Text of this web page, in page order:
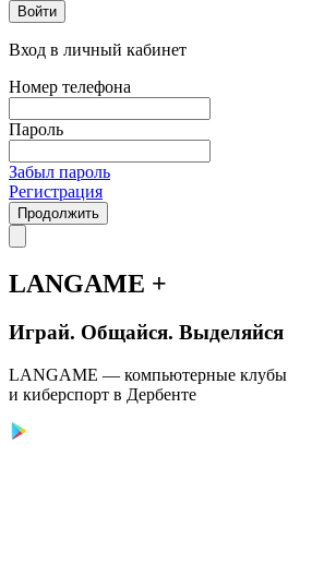
Войти
Вход в личный кабинет
Номер телефона
Пароль
Забыл пароль
Регистрация
Продолжить
LANGAME +
Играй. Общайся. Выделяйся
LANGAME — компьютерные клубы
и киберспорт в Дербенте